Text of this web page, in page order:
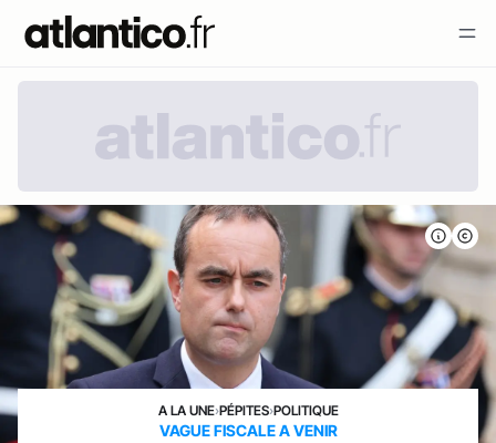
A LA UNE›PÉPITES›POLITIQUE
VAGUE FISCALE A VENIR